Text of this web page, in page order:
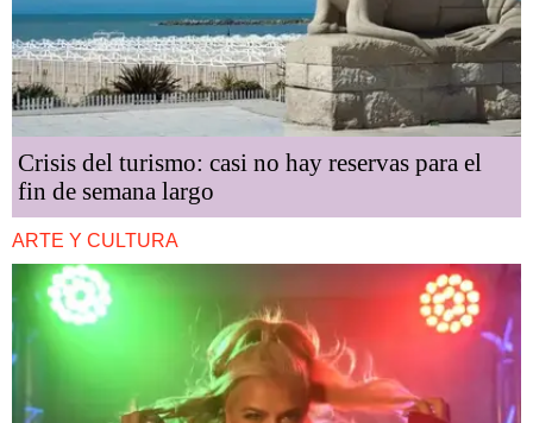
Crisis del turismo: casi no hay reservas para el
fin de semana largo
ARTE Y CULTURA